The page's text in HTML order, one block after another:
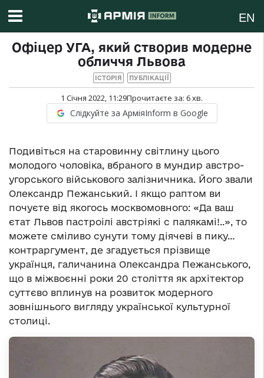
EN
Офіцер УГА, який створив модерне
обличчя Львова
ІСТОРІЯ ПУБЛІКАЦІЇ
1 Січня 2022, 11:29Прочитаєте за: 6хв.
Слідкуйте за АрміяInform в Google
Подивіться на старовинну світлину цього
молодого чоловіка, вбраного в мундир австро-
угорського військового залізничника. Його звали
Олександр Пежанський. І якщо раптом ви
почуєте від якогось москвомовного: «Да ваш
єтат Львов пастроілі австріякі с палякамі!..», то
можете сміливо сунути тому діячеві в пику…
контраргумент, де згадується прізвище
українця, галичанина Олександра Пежанського,
що в міжвоєнні роки 20 століття як архітектор
суттєво вплинув на розвиток модерного
зовнішнього вигляду української культурної
столиці.